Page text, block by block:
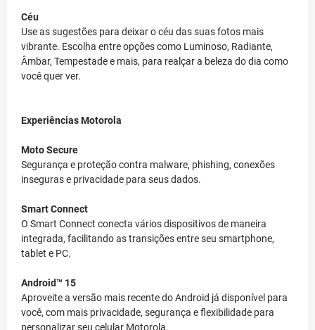
Céu
Use as sugestões para deixar o céu das suas fotos mais
vibrante. Escolha entre opções como Luminoso, Radiante,
Âmbar, Tempestade e mais, para realçar a beleza do dia como
você quer ver.
Experiências Motorola
Moto Secure
Segurança e proteção contra malware, phishing, conexões
inseguras e privacidade para seus dados.
Smart Connect
O Smart Connect conecta vários dispositivos de maneira
integrada, facilitando as transições entre seu smartphone,
tablet e PC.
Android™ 15
Aproveite a versão mais recente do Android já disponível para
você, com mais privacidade, segurança e flexibilidade para
personalizar seu celular Motorola.